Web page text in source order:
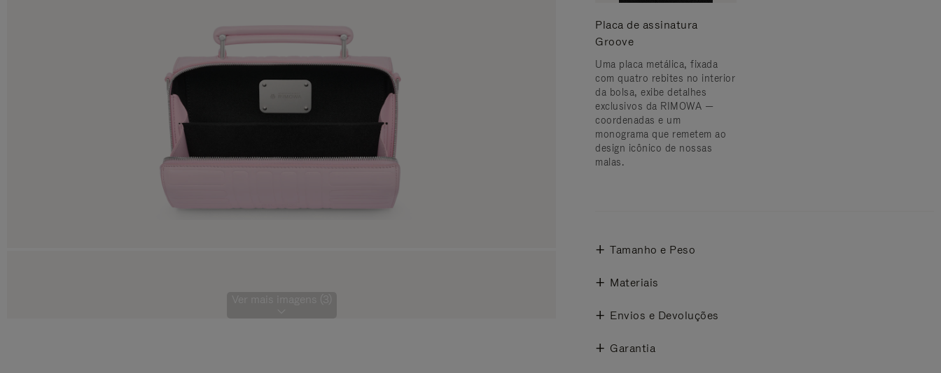
Ver mais imagens (3)
Placa de assinatura
Groove
Uma placa metálica, fixada
com quatro rebites no interior
da bolsa, exibe detalhes
exclusivos da RIMOWA —
coordenadas e um
monograma que remetem ao
design icônico de nossas
malas.
Tamanho e Peso
Materiais
Envios e Devoluções
Garantia